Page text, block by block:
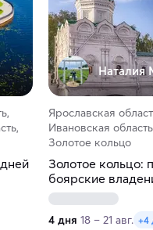
Наталия
Ярославская
Ивановская
Золотое кольцо
Золотое кольцо:
боярские
4 дня 18 – 21 авг. +4